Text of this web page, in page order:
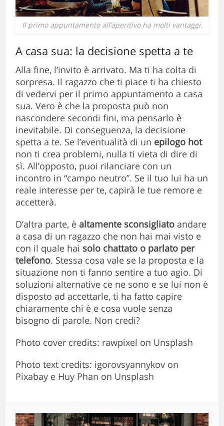
Il primo appuntamento all’aperitivo ha molti vantaggi.
A casa sua: la decisione spetta a te
Alla fine, l’invito è arrivato. Ma ti ha colta di
sorpresa. Il ragazzo che ti piace ti ha chiesto
di vedervi per il primo appuntamento a casa
sua. Vero è che la proposta può non
nascondere secondi fini, ma pensarlo è
inevitabile. Di conseguenza, la decisione
spetta a te. Se l’eventualità di un epilogo hot
non ti crea problemi, nulla ti vieta di dire di
sì. All’opposto, puoi rilanciare con un
incontro in “campo neutro”. Se il tuo lui ha un
reale interesse per te, capirà le tue remore e
accetterà.
D’altra parte, è altamente sconsigliato andare
a casa di un ragazzo che non hai mai visto e
con il quale hai solo chattato o parlato per
telefono. Stessa cosa vale se la proposta e la
situazione non ti fanno sentire a tuo agio. Di
soluzioni alternative ce ne sono e se lui non è
disposto ad accettarle, ti ha fatto capire
chiaramente chi è e cosa vuole senza
bisogno di parole. Non credi?
Photo cover credits: rawpixel on Unsplash
Photo text credits: igorovsyannykov on
Pixabay e Huy Phan on Unsplash